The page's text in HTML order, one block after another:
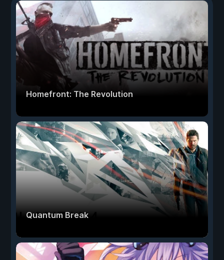
Homefront: The Revolution
Quantum Break